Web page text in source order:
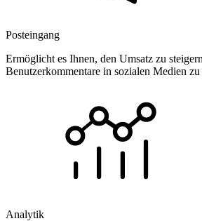
Posteingang
Ermöglicht es Ihnen, den Umsatz zu
Benutzerkommentare in sozialen Medien zu
Analytik